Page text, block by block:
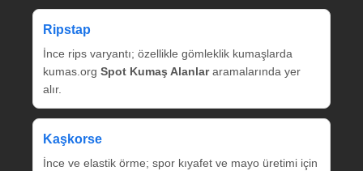
Ripstap
İnce rips varyantı; özellikle gömleklik kumaşlarda
kumas.org Spot Kumaş Alanlararamalarında yer
alır.
Kaşkorse
İnce ve elastik örme; spor kıyafet ve mayo üretimi için